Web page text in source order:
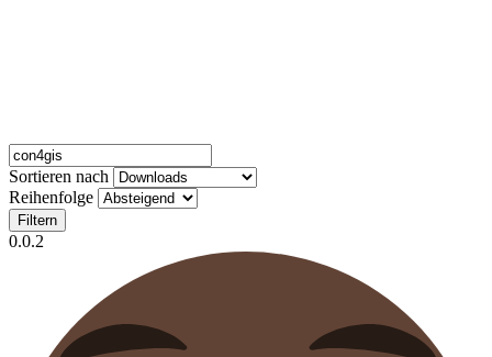
Sortieren nach
Reihenfolge
Filtern
0.0.2